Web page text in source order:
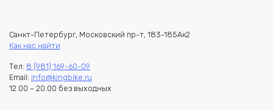
Санкт-Петербург, Московский пр-т, 183-185Ак2
Как нас найти
Тел: 8 (981) 169-60-09
Email: info@kingbike.ru
12.00 – 20.00 без выходных